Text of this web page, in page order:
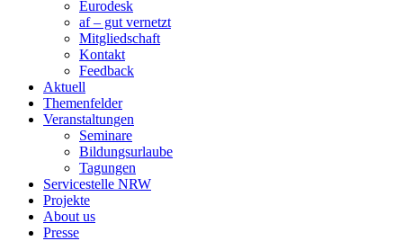
Eurodesk
af – gut vernetzt
Mitgliedschaft
Kontakt
Feedback
Aktuell
Themenfelder
Veranstaltungen
Seminare
Bildungsurlaube
Tagungen
Servicestelle NRW
Projekte
About us
Presse